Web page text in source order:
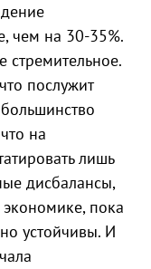
чем на 30-35%.
послужит
на
лишь
дисбалансы,
пока
устойчивы. И